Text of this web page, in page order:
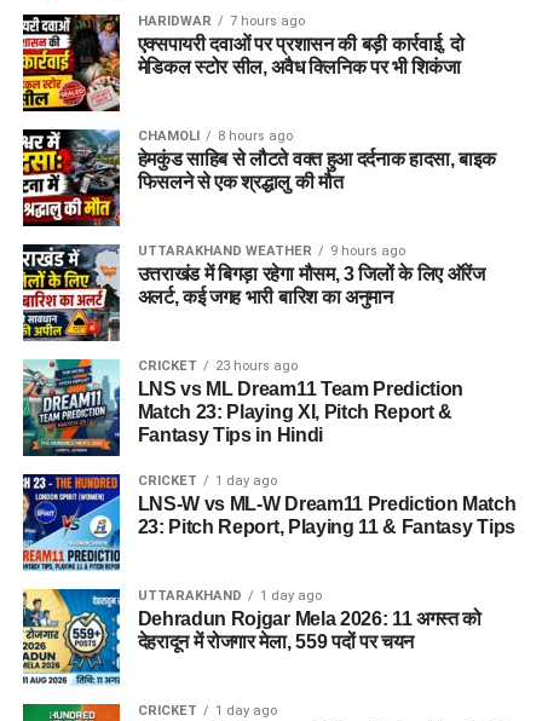
HARIDWAR 7 hours ago
एक्सपायरी दवाओं पर प्रशासन की बड़ी कार्रवाई, दो
मेडिकल स्टोर सील, अवैध क्लिनिक पर भी शिकंजा
CHAMOLI 8 hours ago
हेमकुंड साहिब से लौटते वक्त हुआ दर्दनाक हादसा, बाइक
फिसलने से एक श्रद्धालु की मौत
UTTARAKHAND WEATHER 9 hours ago
उत्तराखंड में बिगड़ा रहेगा मौसम, 3 जिलों के लिए ऑरेंज
अलर्ट, कई जगह भारी बारिश का अनुमान
CRICKET 23 hours ago
LNS vs ML Dream11 Team Prediction
Match 23: Playing XI, Pitch Report &
Fantasy Tips in Hindi
CRICKET 1 day ago
LNS-W vs ML-W Dream11 Prediction Match
23: Pitch Report, Playing 11 & Fantasy Tips
UTTARAKHAND 1 day ago
Dehradun Rojgar Mela 2026: 11 अगस्त को
देहरादून में रोजगार मेला, 559 पदों पर चयन
CRICKET 1 day ago